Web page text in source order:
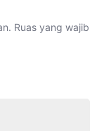
Ruas yang wajib